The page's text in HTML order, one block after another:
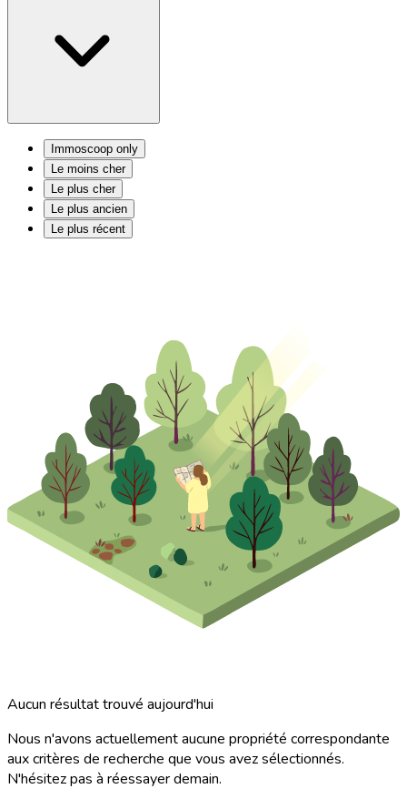
Immoscoop only
Le moins cher
Le plus cher
Le plus ancien
Le plus récent
Aucun résultat trouvé aujourd'hui
Nous n'avons actuellement aucune propriété correspondante
aux critères de recherche que vous avez sélectionnés.
N'hésitez pas à réessayer demain.